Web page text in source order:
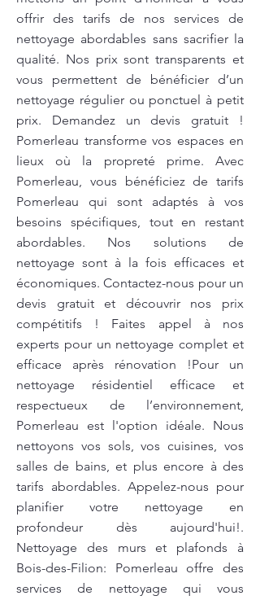
offrir des tarifs de nos services de
nettoyage abordables sans sacrifier la
qualité. Nos prix sont transparents et
vous permettent de bénéficier d’un
nettoyage régulier ou ponctuel à petit
prix. Demandez un devis gratuit !
Pomerleau transforme vos espaces en
lieux où la propreté prime. Avec
Pomerleau, vous bénéficiez de tarifs
Pomerleau qui sont adaptés à vos
besoins spécifiques, tout en restant
abordables. Nos solutions de
nettoyage sont à la fois efficaces et
économiques. Contactez-nous pour un
devis gratuit et découvrir nos prix
compétitifs ! Faites appel à nos
experts pour un nettoyage complet et
efficace après rénovation !Pour un
nettoyage résidentiel efficace et
respectueux de l’environnement,
Pomerleau est l'option idéale. Nous
nettoyons vos sols, vos cuisines, vos
salles de bains, et plus encore à des
tarifs abordables. Appelez-nous pour
planifier votre nettoyage en
profondeur dès aujourd'hui!.
Nettoyage des murs et plafonds à
Bois-des-Filion: Pomerleau offre des
services de nettoyage qui vous